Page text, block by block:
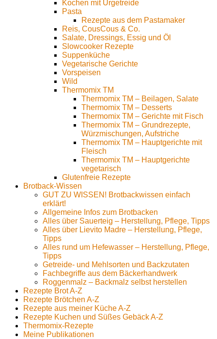
Kochen mit Urgetreide
Pasta
Rezepte aus dem Pastamaker
Reis, CousCous & Co.
Salate, Dressings, Essig und Öl
Slowcooker Rezepte
Suppenküche
Vegetarische Gerichte
Vorspeisen
Wild
Thermomix TM
Thermomix TM – Beilagen, Salate
Thermomix TM – Desserts
Thermomix TM – Gerichte mit Fisch
Thermomix TM – Grundrezepte,
Würzmischungen, Aufstriche
Thermomix TM – Hauptgerichte mit
Fleisch
Thermomix TM – Hauptgerichte
vegetarisch
Glutenfreie Rezepte
Brotback-Wissen
GUT ZU WISSEN! Brotbackwissen einfach
erklärt!
Allgemeine Infos zum Brotbacken
Alles über Sauerteig – Herstellung, Pflege, Tipps
Alles über Lievito Madre – Herstellung, Pflege,
Tipps
Alles rund um Hefewasser – Herstellung, Pflege,
Tipps
Getreide- und Mehlsorten und Backzutaten
Fachbegriffe aus dem Bäckerhandwerk
Roggenmalz – Backmalz selbst herstellen
Rezepte Brot A-Z
Rezepte Brötchen A-Z
Rezepte aus meiner Küche A-Z
Rezepte Kuchen und Süßes Gebäck A-Z
Thermomix-Rezepte
Meine Publikationen